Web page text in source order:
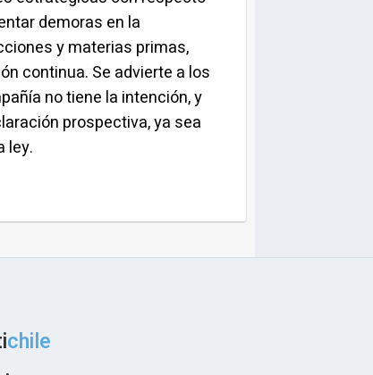
demoras en la
y materias primas,
continua. Se advierte a los
no tiene la intención, y
prospectiva, ya sea
ley.
chile